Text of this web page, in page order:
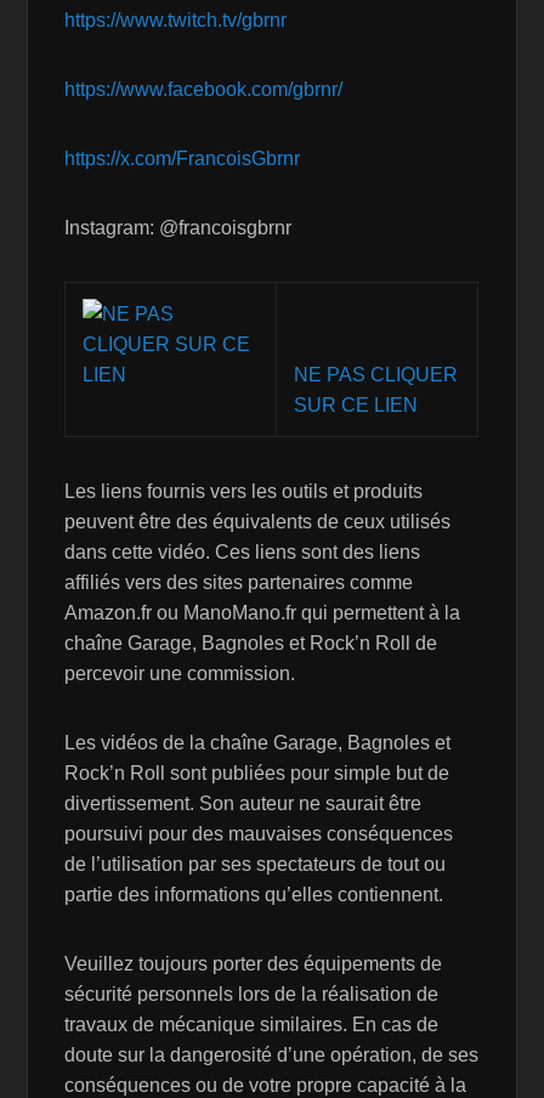
https://www.twitch.tv/gbrnr
https://www.facebook.com/gbrnr/
https://x.com/FrancoisGbrnr
Instagram: @francoisgbrnr
NE PAS CLIQUER
SUR CE LIEN
Les liens fournis vers les outils et produits
peuvent être des équivalents de ceux utilisés
dans cette vidéo. Ces liens sont des liens
affiliés vers des sites partenaires comme
Amazon.fr ou ManoMano.fr qui permettent à la
chaîne Garage, Bagnoles et Rock’n Roll de
percevoir une commission.
Les vidéos de la chaîne Garage, Bagnoles et
Rock’n Roll sont publiées pour simple but de
divertissement. Son auteur ne saurait être
poursuivi pour des mauvaises conséquences
de l’utilisation par ses spectateurs de tout ou
partie des informations qu’elles contiennent.
Veuillez toujours porter des équipements de
sécurité personnels lors de la réalisation de
travaux de mécanique similaires. En cas de
doute sur la dangerosité d’une opération, de ses
conséquences ou de votre propre capacité à la